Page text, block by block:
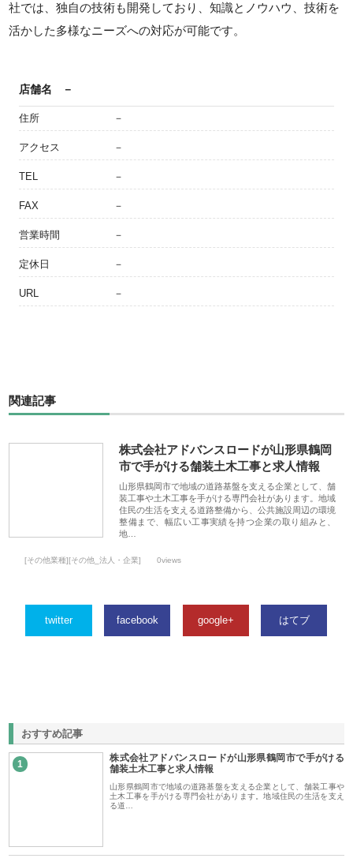
社では、独自の技術も開発しており、知識とノウハウ、技術を
活かした多様なニーズへの対応が可能です。
店舗名 －
住所 －
アクセス －
TEL －
FAX －
営業時間 －
定休日 －
URL －
関連記事
株式会社アドバンスロードが山形県鶴岡
市で手がける舗装土木工事と求人情報
山形県鶴岡市で地域の道路基盤を支える企業として、舗
装工事や土木工事を手がける専門会社があります。地域
住民の生活を支える道路整備から、公共施設周辺の環境
整備まで、幅広い工事実績を持つ企業の取り組みと、
地…
[その他業種][その他_法人・企業] 0views
twitter facebook google+ はてブ
おすすめ記事
1
株式会社アドバンスロードが山形県鶴岡市で手がける
舗装土木工事と求人情報
山形県鶴岡市で地域の道路基盤を支える企業として、舗装工事や
土木工事を手がける専門会社があります。地域住民の生活を支え
る道…